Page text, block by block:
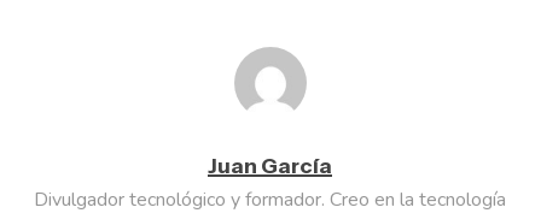
Juan García
Divulgador tecnológico y formador. Creo en la tecnología